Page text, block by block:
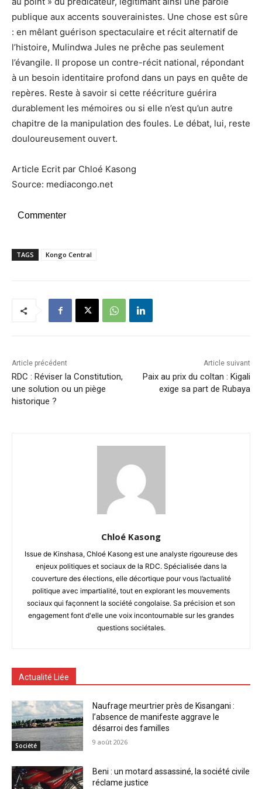
publique aux accents souverainistes. Une chose est sûre
: en mêlant guérison spectaculaire et récit alternatif de
l’histoire, Mulindwa Jules ne prêche pas seulement
l’évangile. Il propose un contre-récit national, répondant
à un besoin identitaire profond dans un pays en quête de
repères. Reste à savoir si cette réécriture guérira
durablement les mémoires ou si elle n’est qu’un autre
chapitre de la manipulation des foules. Le débat, lui, reste
douloureusement ouvert.
Article Ecrit par Chloé Kasong
Source: mediacongo.net
Commenter
TAGS Kongo Central
Article précédent
RDC : Réviser la Constitution,
une solution ou un piège
historique ?
Article suivant
Paix au prix du coltan : Kigali
exige sa part de Rubaya
Chloé Kasong
Issue de Kinshasa, Chloé Kasong est une analyste rigoureuse des
enjeux politiques et sociaux de la RDC. Spécialisée dans la
couverture des élections, elle décortique pour vous l’actualité
politique avec impartialité, tout en explorant les mouvements
sociaux qui façonnent la société congolaise. Sa précision et son
engagement font d'elle une voix incontournable sur les grandes
questions sociétales.
Actualité Liée
Société
Naufrage meurtrier près de Kisangani :
l’absence de manifeste aggrave le
désarroi des familles
9 août 2026
Beni : un motard assassiné, la société civile
réclame justice